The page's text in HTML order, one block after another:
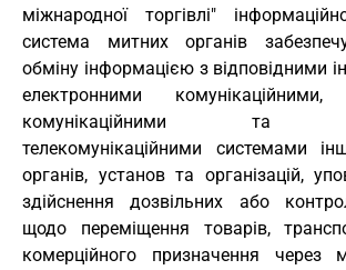
міжнародної торгівлі"
система митних органів
обміну інформацією з відповідними
електронними комунікаційними,
комунікаційними та
телекомунікаційними системами
органів, установ та організацій,
здійснення дозвільних або
щодо переміщення товарів,
комерційного призначення через